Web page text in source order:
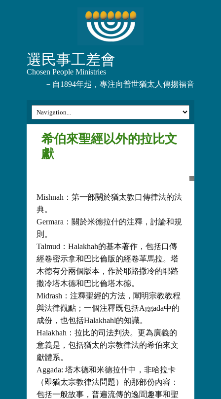
選民事工差會
Chosen People Ministries
－自1894年起，專注向普世猶太人傳揚福音
希伯來聖經以外的拉比文
獻
Mishnah：第一部關於猶太教口傳律法的法
典。
Germara：關於米德拉什的注釋，討論和規
則。
Talmud：Halakhah的基本著作，包括口傳
經卷密示拿和巴比倫版的經卷革馬拉。塔
木德有分兩個版本，作於耶路撒冷的耶路
撒冷塔木德和巴比倫塔木德。
Midrash：注釋聖經的方法，闡明宗教教程
與法律觀點；一個注釋既包括Aggada中的
成份，也包括Halakhahl的知識。
Halakhah：拉比的司法判決。更為廣義的
意義是，包括猶太的宗教律法的希伯來文
獻體系。
Aggada: 塔木德和米德拉什中，非哈拉卡
（即猶太宗教律法問題）的那部份內容：
包括一般故事，普遍流傳的逸聞趣事和聖